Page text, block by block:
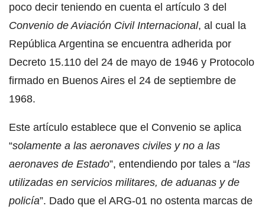
poco decir teniendo en cuenta el artículo 3 del
Convenio de Aviación Civil Internacional, al cual la
República Argentina se encuentra adherida por
Decreto 15.110 del 24 de mayo de 1946 y Protocolo
firmado en Buenos Aires el 24 de septiembre de
1968.
Este artículo establece que el Convenio se aplica
“solamente a las aeronaves civiles y no a las
aeronaves de Estado”, entendiendo por tales a “las
utilizadas en servicios militares, de aduanas y de
policía”. Dado que el ARG-01 no ostenta marcas de